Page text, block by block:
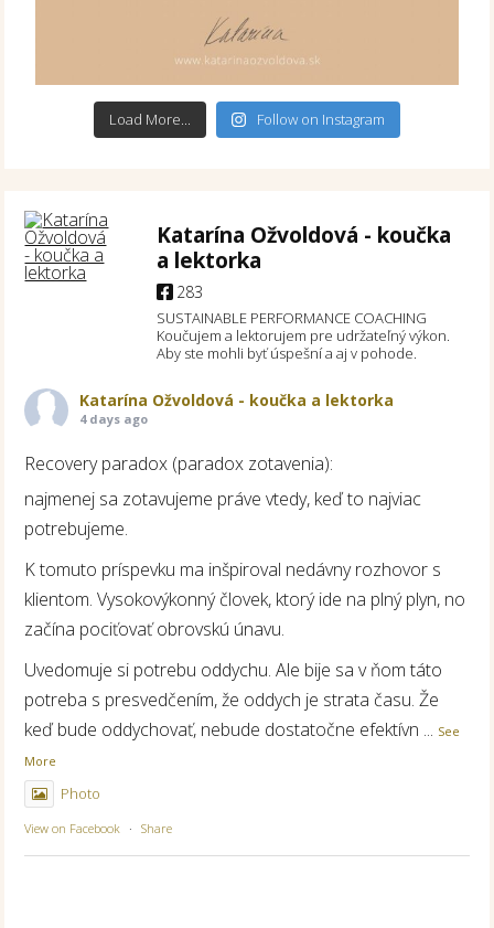
Load More... Follow on Instagram
Katarína Ožvoldová - koučka
a lektorka
283
SUSTAINABLE PERFORMANCE COACHING
Koučujem a lektorujem pre udržateľný výkon.
Aby ste mohli byť úspešní a aj v pohode.
Katarína Ožvoldová - koučka a lektorka
4 days ago
Recovery paradox (paradox zotavenia):
najmenej sa zotavujeme práve vtedy, keď to najviac
potrebujeme.
K tomuto príspevku ma inšpiroval nedávny rozhovor s
klientom. Vysokovýkonný človek, ktorý ide na plný plyn, no
začína pociťovať obrovskú únavu.
Uvedomuje si potrebu oddychu. Ale bije sa v ňom táto
potreba s presvedčením, že oddych je strata času. Že
keď bude oddychovať, nebude dostatočne efektívn ... See
More
Photo
View on Facebook · Share